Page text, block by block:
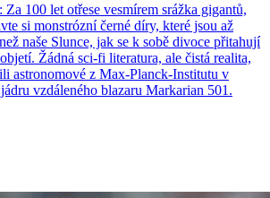
100 let otřese vesmírem srážka gigantů,
si monstrózní černé díry, které jsou až
naše Slunce, jak se k sobě divoce přitahují
Žádná sci-fi literatura, ale čistá realita,
astronomové z Max-Planck-Institutu v
vzdáleného blazaru Markarian 501.